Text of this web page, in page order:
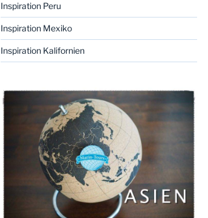
Inspiration Peru
Inspiration Mexiko
Inspiration Kalifornien